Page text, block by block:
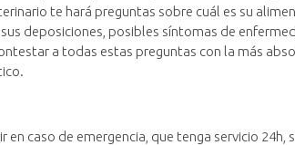
te hará preguntas sobre cuál es su
deposiciones, posibles síntomas de
a todas estas preguntas con la más
caso de emergencia, que tenga servicio 24h,